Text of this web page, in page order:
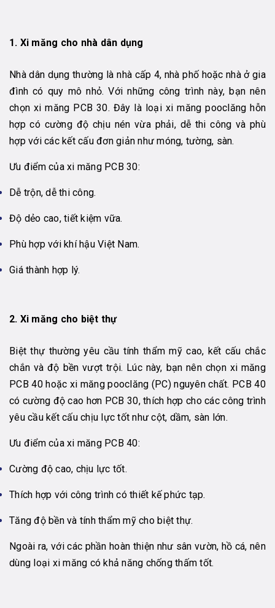
1. Xi măng cho nhà dân dụng
Nhà dân dụng thường là nhà cấp 4, nhà phố hoặc nhà ở gia
đình có quy mô nhỏ. Với những công trình này, bạn nên
chọn xi măng PCB 30. Đây là loại xi măng pooclăng hỗn
hợp có cường độ chịu nén vừa phải, dễ thi công và phù
hợp với các kết cấu đơn giản như móng, tường, sàn.
Ưu điểm của xi măng PCB 30:
Dễ trộn, dễ thi công.
Độ dẻo cao, tiết kiệm vữa.
Phù hợp với khí hậu Việt Nam.
Giá thành hợp lý.
2. Xi măng cho biệt thự
Biệt thự thường yêu cầu tính thẩm mỹ cao, kết cấu chắc
chắn và độ bền vượt trội. Lúc này, bạn nên chọn xi măng
PCB 40 hoặc xi măng pooclăng (PC) nguyên chất. PCB 40
có cường độ cao hơn PCB 30, thích hợp cho các công trình
yêu cầu kết cấu chịu lực tốt như cột, dầm, sàn lớn.
Ưu điểm của xi măng PCB 40:
Cường độ cao, chịu lực tốt.
Thích hợp với công trình có thiết kế phức tạp.
Tăng độ bền và tính thẩm mỹ cho biệt thự.
Ngoài ra, với các phần hoàn thiện như sân vườn, hồ cá, nên
dùng loại xi măng có khả năng chống thấm tốt.